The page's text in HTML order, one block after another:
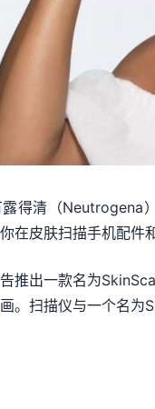
得清（Neutrogena
在皮肤扫描手机配件
推出一款名为
。扫描仪与一个名为